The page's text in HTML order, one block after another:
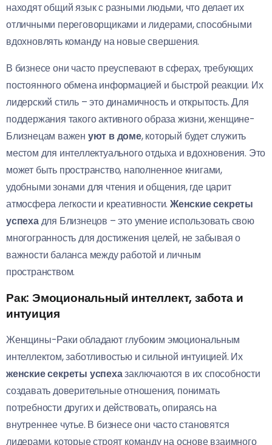
находят общий язык с разными людьми, что делает их
отличными переговорщиками и лидерами, способными
вдохновлять команду на новые свершения.
В бизнесе они часто преуспевают в сферах, требующих
постоянного обмена информацией и быстрой реакции. Их
лидерский стиль – это динамичность и открытость. Для
поддержания такого активного образа жизни, женщине-
Близнецам важен уют в доме, который будет служить
местом для интеллектуального отдыха и вдохновения. Это
может быть пространство, наполненное книгами,
удобными зонами для чтения и общения, где царит
атмосфера легкости и креативности. Женские секреты
успехадля Близнецов – это умение использовать свою
многогранность для достижения целей, не забывая о
важности баланса между работой и личным
пространством.
Рак: Эмоциональный интеллект, забота и
интуиция
Женщины-Раки обладают глубоким эмоциональным
интеллектом, заботливостью и сильной интуицией. Их
женские секреты успехазаключаются в их способности
создавать доверительные отношения, понимать
потребности других и действовать, опираясь на
внутреннее чутье. В бизнесе они часто становятся
лидерами, которые строят команду на основе взаимного